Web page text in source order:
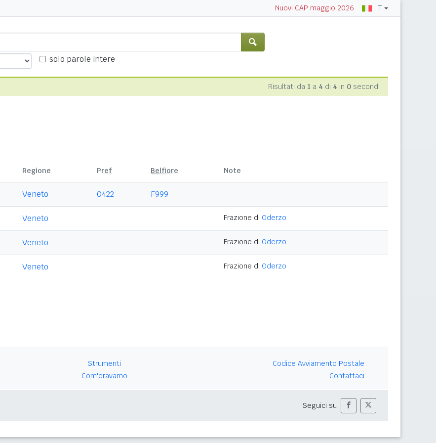
Nuovi CAP maggio 2026 IT
solo parole intere
Risultati da 1 a 4 di 4 in 0 secondi
Regione Pref Belfiore Note
Veneto 0422 F999
Veneto Frazione di Oderzo
Veneto Frazione di Oderzo
Veneto Frazione di Oderzo
Strumenti
Com'eravamo
Codice Avviamento Postale
Contattaci
Seguici su